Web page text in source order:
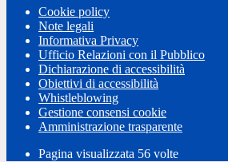
Cookie policy
Note legali
Informativa Privacy
Ufficio Relazioni con il Pubblico
Dichiarazione di accessibilità
Obiettivi di accessibilità
Whistleblowing
Gestione consensi cookie
Amministrazione trasparente
Pagina visualizzata 56 volte